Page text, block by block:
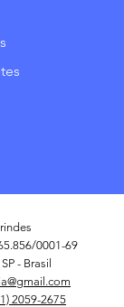
0001-69
- Brasil
2059-2675